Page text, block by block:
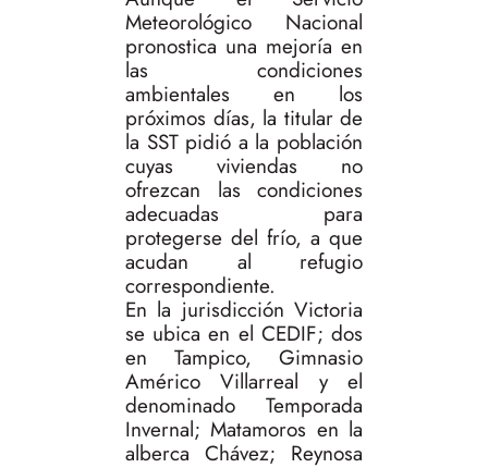
Meteorológico Nacional
pronostica una mejoría en
las condiciones
ambientales en los
próximos días, la titular de
la SST pidió a la población
cuyas viviendas no
ofrezcan las condiciones
adecuadas para
protegerse del frío, a que
acudan al refugio
correspondiente.
En la jurisdicción Victoria
se ubica en el CEDIF; dos
en Tampico, Gimnasio
Américo Villarreal y el
denominado Temporada
Invernal; Matamoros en la
alberca Chávez; Reynosa